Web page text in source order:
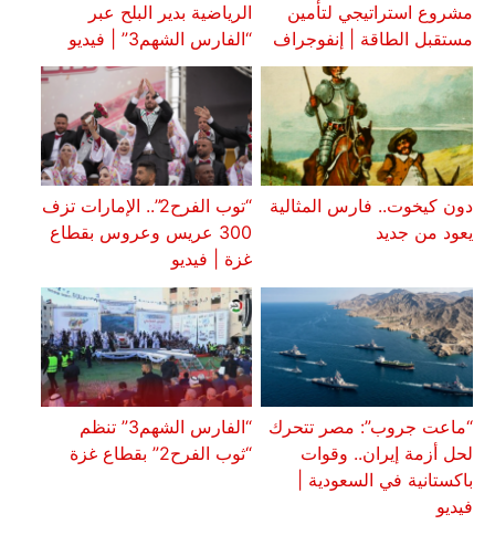
مشروع استراتيجي لتأمين
مستقبل الطاقة | إنفوجراف
الرياضية بدير البلح عبر
“الفارس الشهم3” | فيديو
دون كيخوت.. فارس المثالية
يعود من جديد
“توب الفرح2”.. الإمارات تزف
300 عريس وعروس بقطاع
غزة | فيديو
“ماعت جروب”: مصر تتحرك
لحل أزمة إيران.. وقوات
باكستانية في السعودية |
فيديو
“الفارس الشهم3” تنظم
“ثوب الفرح2” بقطاع غزة